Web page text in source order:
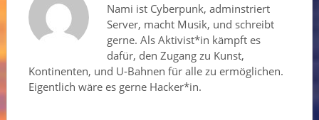
Nami ist Cyberpunk, adminstriert
Server, macht Musik, und schreibt
gerne. Als Aktivist*in kämpft es
dafür, den Zugang zu Kunst,
Kontinenten, und U-Bahnen für alle zu ermöglichen.
Eigentlich wäre es gerne Hacker*in.